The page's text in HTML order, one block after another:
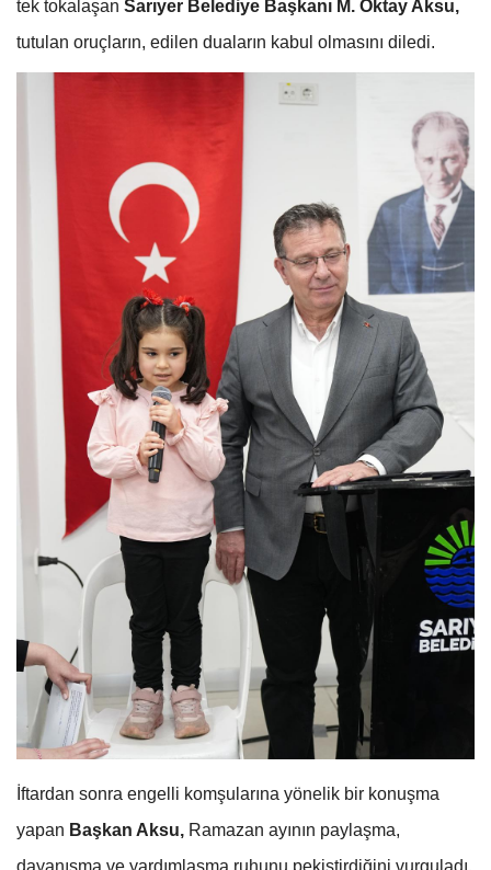
tek tokalaşan Sarıyer Belediye Başkanı M. Oktay Aksu,
tutulan oruçların, edilen duaların kabul olmasını diledi.
İftardan sonra engelli komşularına yönelik bir konuşma
yapan Başkan Aksu, Ramazan ayının paylaşma,